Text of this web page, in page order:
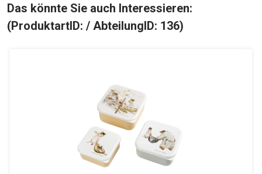
Das könnte Sie auch Interessieren:
(ProduktartID: / AbteilungID: 136)